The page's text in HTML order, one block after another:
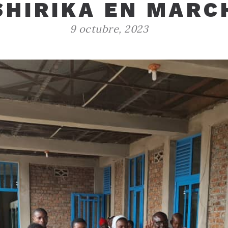
EN
9 octubre, 2023